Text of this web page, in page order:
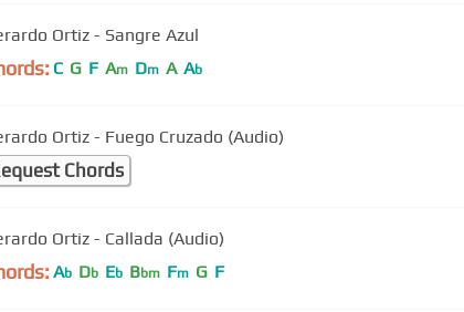
Ortiz - Sangre Azul
C G F Am Dm A Ab
Ortiz - Fuego Cruzado (Audio)
Chords
Ortiz - Callada (Audio)
Ab Db Eb Bbm Fm G F